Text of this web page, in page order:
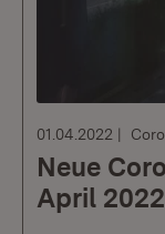
01.04.2022
Neue
April 2022